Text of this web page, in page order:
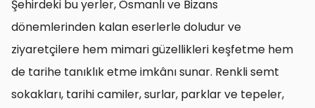
Şehirdeki bu yerler, Osmanlı ve Bizans
dönemlerinden kalan eserlerle doludur ve
ziyaretçilere hem mimari güzellikleri keşfetme hem
de tarihe tanıklık etme imkânı sunar. Renkli semt
sokakları, tarihi camiler, surlar, parklar ve tepeler,